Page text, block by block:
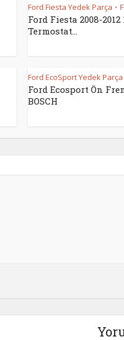
Ford Fiesta Yedek Parça •
Ford Fiesta 2008-
Termostat...
Ford EcoSport Yedek Parça
Ford Ecosport Ön
BOSCH